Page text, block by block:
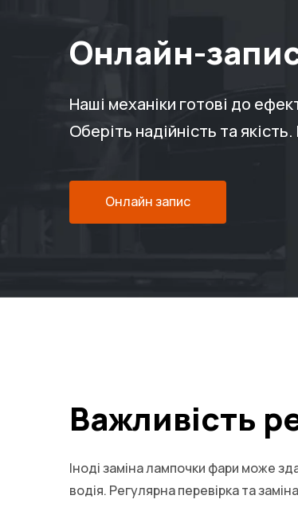
Онлайн-
Наші механіки готові до
Оберіть надійність та
Онлайн запис
Важливість
Іноді заміна лампочки фари може
водія. Регулярна перевірка та